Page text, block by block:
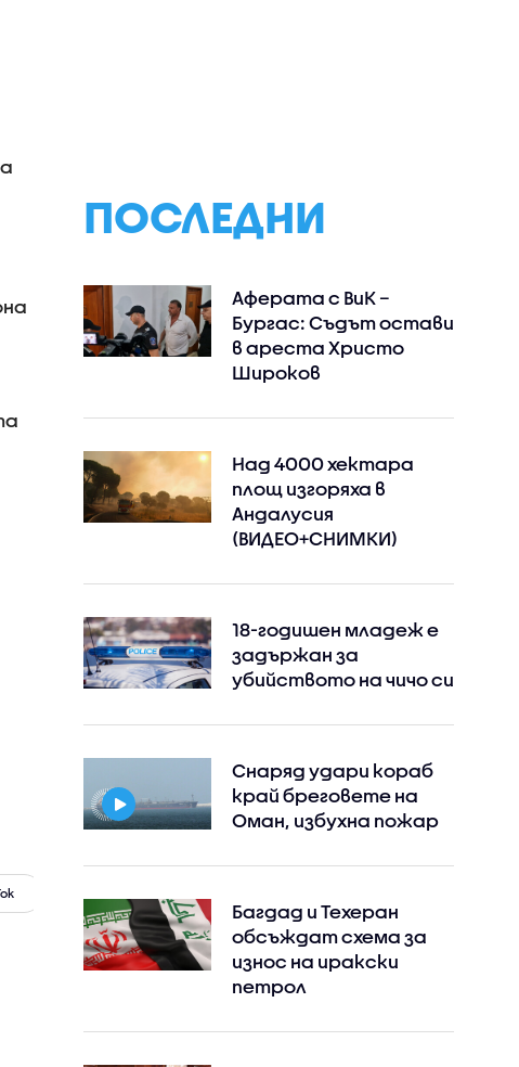
ПОСЛЕДНИ
Аферата с ВиК –
Бургас: Съдът остави
в ареста Христо
Широков
Над 4000 хектара
площ изгоряха в
Андалусия
(ВИДЕО+СНИМКИ)
18-годишен младеж е
задържан за
убийството на чичо си
Снаряд удари кораб
край бреговете на
Оман, избухна пожар
Багдад и Техеран
обсъждат схема за
износ на иракски
петрол